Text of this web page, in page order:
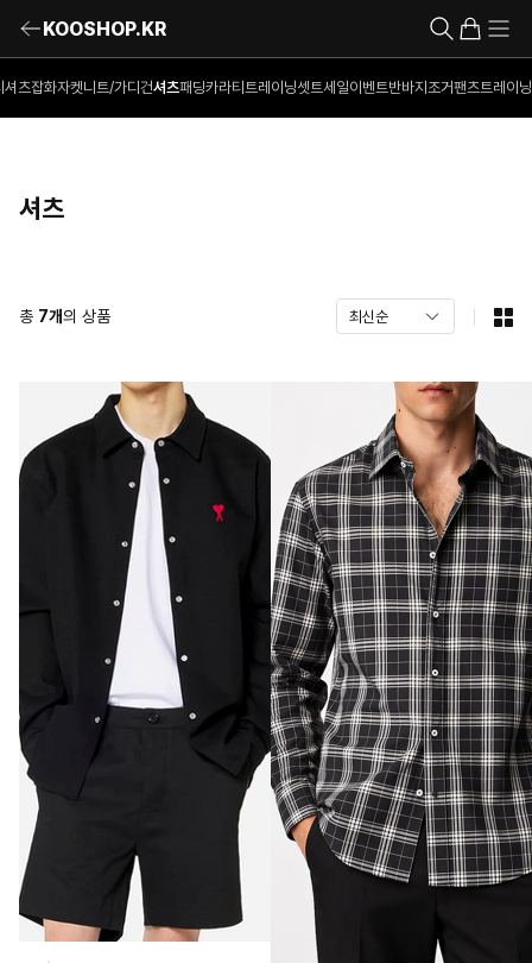
KOOSHOP.KR
셔츠잡화자켓니트/가디건셔츠패딩카라티 트레이닝셋트세일이벤트반바지 조거팬츠트레이
셔츠
총 7개의 상품